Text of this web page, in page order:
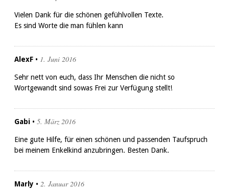
Vielen Dank für die schönen gefühlvollen Texte.
Es sind Worte die man fühlen kann
AlexF • 1. Juni 2016
Sehr nett von euch, dass Ihr Menschen die nicht so
Wortgewandt sind sowas Frei zur Verfügung stellt!
Gabi • 5. März 2016
Eine gute Hilfe, für einen schönen und passenden Taufspruch
bei meinem Enkelkind anzubringen. Besten Dank.
Marly • 2. Januar 2016